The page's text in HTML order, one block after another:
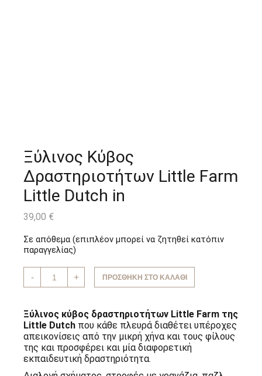
Ξύλινος Κύβος
Δραστηριοτήτων Little Farm
Little Dutch in
39,00 €
Σε απόθεμα (επιπλέον μπορεί να ζητηθεί κατόπιν
παραγγελίας)
-
Ξύλινος
Κύβος
Δραστηριοτήτων
Little
Dutch
in
ποσότητα
+ ΠΡΟΣΘΉΚΗ ΣΤΟ ΚΑΛΆΘΙ
Ξύλινος κύβος δραστηριοτήτων Little Farm της
Little Dutch που κάθε πλευρά διαθέτει υπέροχες
απεικονίσεις από την μικρή χήνα και τους φίλους
της και προσφέρει και μία διαφορετική
εκπαιδευτική δραστηριότητα.